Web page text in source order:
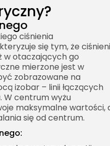
ciśnienia
się tym, że
w otaczających go
mierzone jest w
zobrazowane na
izobar – linii łączących
W centrum wyżu
maksymalne wartości,
się od centrum.